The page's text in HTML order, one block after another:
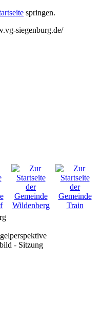
springen.
siegenburg.de/